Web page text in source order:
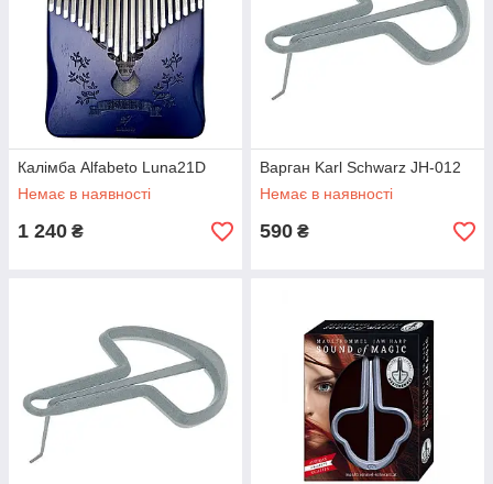
Калімба Alfabeto Luna21D
Немає в наявності
1 240 ₴
Варган Karl Schwarz JH-012
Немає в наявності
590 ₴